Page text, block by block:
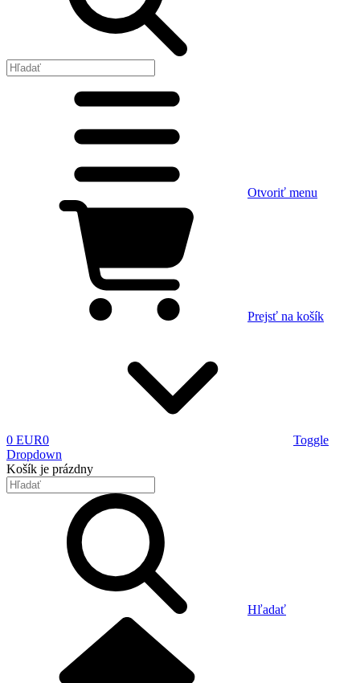
Otvoriť menu
Prejsť na košík
0 EUR0
Toggle
Dropdown
Košík je prázdny
Hľadať